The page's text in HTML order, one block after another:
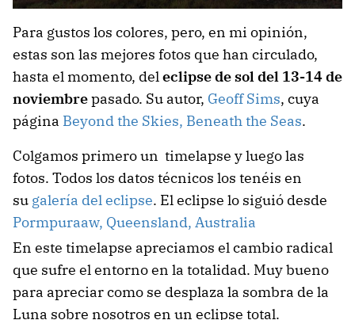
Para gustos los colores, pero, en mi opinión,
estas son las mejores fotos que han circulado,
hasta el momento, deleclipse de sol del 13-14 de
noviembrepasado. Su autor, Geoff Sims, cuya
página Beyond the Skies, Beneath the Seas.
Colgamos primero un timelapse y luego las
fotos. Todos los datos técnicos los tenéis en
su galería del eclipse. El eclipse lo siguió desde
Pormpuraaw, Queensland, Australia
En este timelapse apreciamos el cambio radical
que sufre el entorno en la totalidad. Muy bueno
para apreciar como se desplaza la sombra de la
Luna sobre nosotros en un eclipse total.